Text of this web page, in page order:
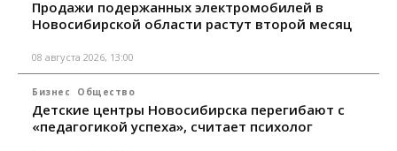
Продажи подержанных электромобилей в
Новосибирской области растут второй месяц
08 августа 2026, 13:00
Бизнес Общество
Детские центры Новосибирска перегибают с
«педагогикой успеха», считает психолог